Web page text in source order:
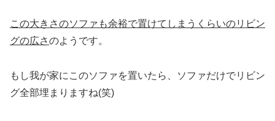
この大きさのソファも余裕で置けてしまうくらいのリビン
グの広さのようです。
もし我が家にこのソファを置いたら、ソファだけでリビン
グ全部埋まりますね(笑)